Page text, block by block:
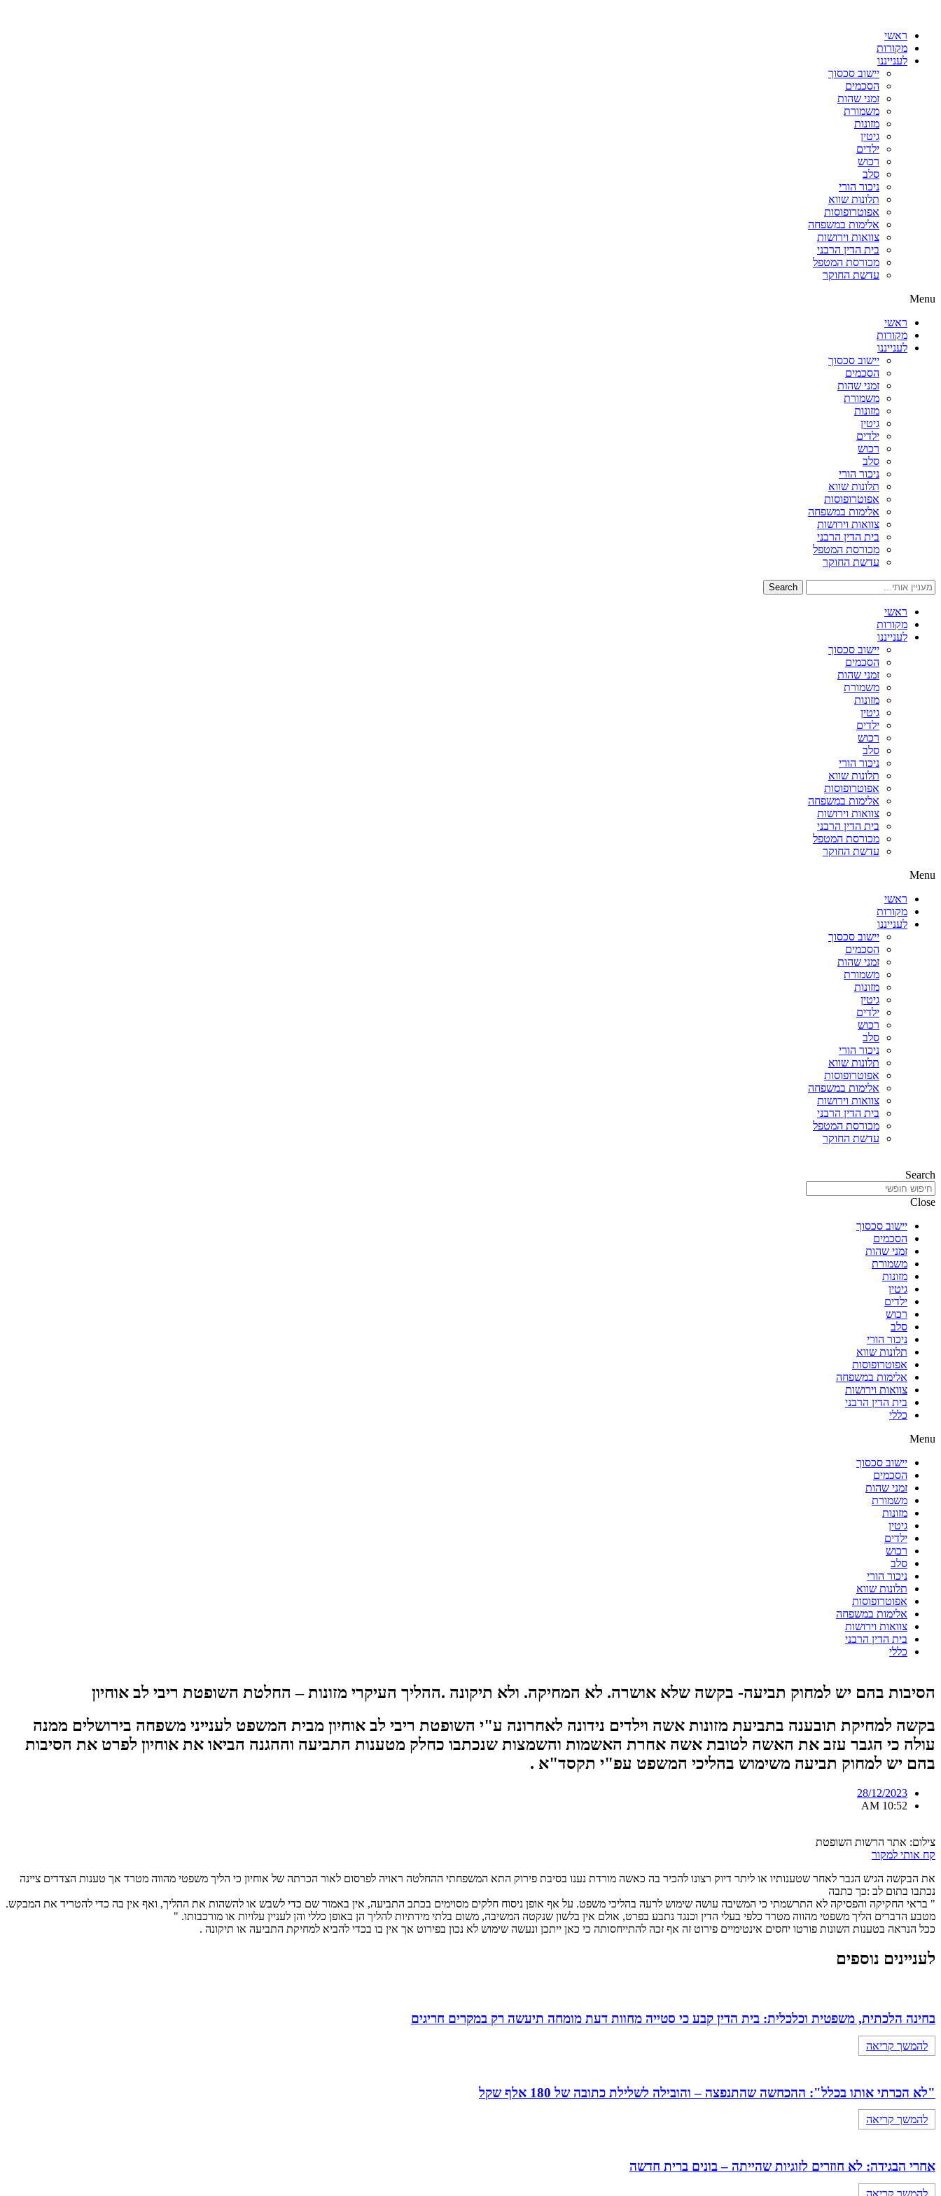
ראשי
מקורות
לענייננו
יישוב סכסוך
הסכמים
זמני שהות
משמורת
מזונות
גיטין
ילדים
רכוש
סלב
ניכור הורי
תלונות שווא
אפוטרופוסות
אלימות במשפחה
צוואות וירושות
בית הדין הרבני
מכורסת המטפל
עדשת החוקר
Menu
ראשי
מקורות
לענייננו
יישוב סכסוך
הסכמים
זמני שהות
משמורת
מזונות
גיטין
ילדים
רכוש
סלב
ניכור הורי
תלונות שווא
אפוטרופוסות
אלימות במשפחה
צוואות וירושות
בית הדין הרבני
מכורסת המטפל
עדשת החוקר
Search
ראשי
מקורות
לענייננו
יישוב סכסוך
הסכמים
זמני שהות
משמורת
מזונות
גיטין
ילדים
רכוש
סלב
ניכור הורי
תלונות שווא
אפוטרופוסות
אלימות במשפחה
צוואות וירושות
בית הדין הרבני
מכורסת המטפל
עדשת החוקר
Menu
ראשי
מקורות
לענייננו
יישוב סכסוך
הסכמים
זמני שהות
משמורת
מזונות
גיטין
ילדים
רכוש
סלב
ניכור הורי
תלונות שווא
אפוטרופוסות
אלימות במשפחה
צוואות וירושות
בית הדין הרבני
מכורסת המטפל
עדשת החוקר
Search
Close
יישוב סכסוך
הסכמים
זמני שהות
משמורת
מזונות
גיטין
ילדים
רכוש
סלב
ניכור הורי
תלונות שווא
אפוטרופוסות
אלימות במשפחה
צוואות וירושות
בית הדין הרבני
כללי
Menu
יישוב סכסוך
הסכמים
זמני שהות
משמורת
מזונות
גיטין
ילדים
רכוש
סלב
ניכור הורי
תלונות שווא
אפוטרופוסות
אלימות במשפחה
צוואות וירושות
בית הדין הרבני
כללי
הסיבות בהם יש למחוק תביעה- בקשה שלא אושרה. לא המחיקה. ולא תיקונה .ההליך העיקרי מזונות – החלטת השופטת ריבי לב אוחיון
בקשה למחיקת תובענה בתביעת מזונות אשה וילדים נידונה לאחרונה ע"י השופטת ריבי לב אוחיון מבית המשפט לענייני משפחה בירושלים ממנה
עולה כי הגבר עזב את האשה לטובת אשה אחרת האשמות והשמצות שנכתבו כחלק מטענות התביעה וההגנה הביאו את אוחיון לפרט את הסיבות
בהם יש למחוק תביעה משימוש בהליכי המשפט עפ"י תקסד"א .
28/12/2023
10:52 AM
צילום: אתר הרשות השופטת
קח אותי למקור
את הבקשה הגיש הגבר לאחר שטענותיו או ליתר דיוק רצונו להכיר בה כאשה מורדת נענו בסיבת פירוק התא המשפחתי ההחלטה ראויה לפרסום לאור הכרתה של אוחיון כי הליך משפטי מהווה מטרד אך טענות הצדדים ציינה
נכתבו בתום לב :כך כתבה
" בראי החקיקה והפסיקה לא התרשמתי כי המשיבה עושה שימוש לרעה בהליכי משפט. על אף אופן ניסוח חלקים מסוימים בכתב התביעה, אין באמור שם כדי לשבש או להשהות את ההליך, ואף אין בה כדי להטריד את המבקש.
מטבע הדברים הליך משפטי מהווה מטרד כלפי בעלי הדין וכנגד נתבע בפרט, אולם אין בלשון שנקטה המשיבה, משום בלתי מידתיות להליך הן באופן כללי והן לעניין עלויות או מורכבותו. "
ככל הנראה בטענות השונות פורטו יחסים אינטימיים פירוט זה אף זכה להתייחסותה כי כאן ייתכן ונעשה שימוש לא נכון בפירוט אך אין בו בכדי להביא למחיקת התביעה או תיקונה .
לעניינים נוספים
בחינה הלכתית, משפטית וכלכלית: בית הדין קבע כי סטייה מחוות דעת מומחה תיעשה רק במקרים חריגים
להמשך קריאה
"לא הכרתי אותו בכלל": ההכחשה שהתנפצה – והובילה לשלילת כתובה של 180 אלף שקל
להמשך קריאה
אחרי הבגידה: לא חוזרים לזוגיות שהייתה – בונים ברית חדשה
להמשך קריאה